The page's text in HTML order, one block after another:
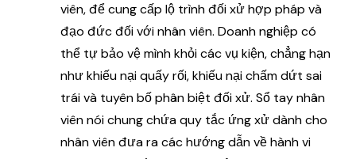
viên, để cung cấp lộ trình đối xử hợp pháp và
đạo đức đối với nhân viên. Doanh nghiệp có
thể tự bảo vệ mình khỏi các vụ kiện, chẳng hạn
như khiếu nại quấy rối, khiếu nại chấm dứt sai
trái và tuyên bố phân biệt đối xử. Sổ tay nhân
viên nói chung chứa quy tắc ứng xử dành cho
nhân viên đưa ra các hướng dẫn về hành vi